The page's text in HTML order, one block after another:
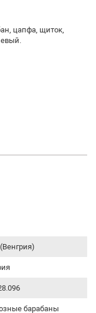
цапфа, щиток,
барабаны